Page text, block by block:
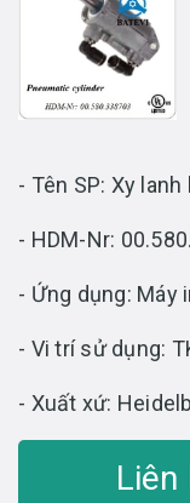
- Tên SP: Xy lanh
- HDM-Nr:
- Ứng dụng: Máy
- Vi trí sử dụng:
- Xuất xứ:
Liên